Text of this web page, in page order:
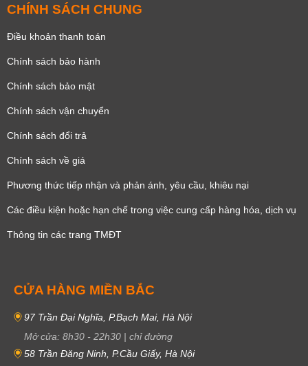
CHÍNH SÁCH CHUNG
Điều khoản thanh toán
Chính sách bảo hành
Chính sách bảo mật
Chính sách vận chuyển
Chính sách đổi trả
Chính sách về giá
Phương thức tiếp nhận và phản ánh, yêu cầu, khiêu nại
Các điều kiện hoặc hạn chế trong việc cung cấp hàng hóa, dịch vụ
Thông tin các trang TMĐT
CỬA HÀNG MIỀN BẮC
97 Trần Đại Nghĩa, P.Bạch Mai, Hà Nội
Mở cửa: 8h30 - 22h30 | chỉ đường
58 Trần Đăng Ninh, P.Cầu Giấy, Hà Nội